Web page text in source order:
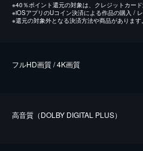
※40％ポイント還元の対象は、クレジットカー
※iOSアプリのUコイン決済による作品の購入 /
※還元の対象外となる決済方法や商品があります
フルHD画質 / 4K画質
⾼⾳質（DOLBY DIGITAL PLUS）